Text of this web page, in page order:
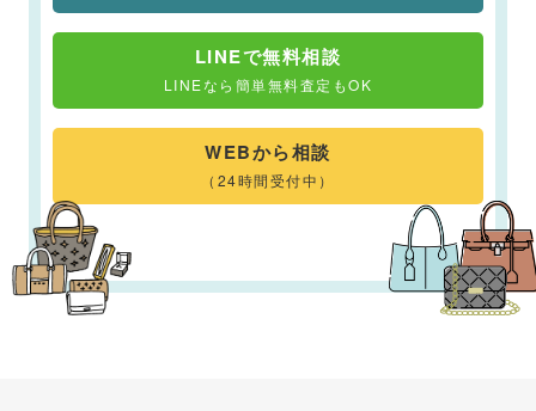
LINEで無料相談
LINEなら簡単無料査定もOK
WEBから相談
（24時間受付中）